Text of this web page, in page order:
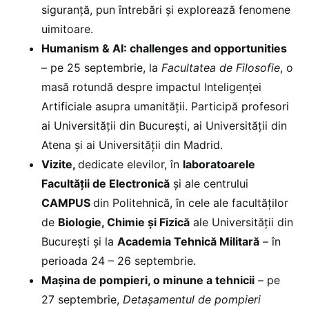
siguranță, pun întrebări și explorează fenomene
uimitoare.
Humanism & AI: challenges and opportunities
– pe 25 septembrie, la Facultatea de Filosofie, o
masă rotundă despre impactul Inteligenței
Artificiale asupra umanității. Participă profesori
ai Universității din București, ai Universității din
Atena și ai Universității din Madrid.
Vizite, dedicate elevilor, în laboratoarele
Facultății de Electronică și ale centrului
CAMPUS din Politehnică, în cele ale facultăților
de Biologie, Chimie și Fizică ale Universității din
București și la Academia Tehnică Militară – în
perioada 24 – 26 septembrie.
Mașina de pompieri, o minune a tehnicii – pe
27 septembrie, Detașamentul de pompieri